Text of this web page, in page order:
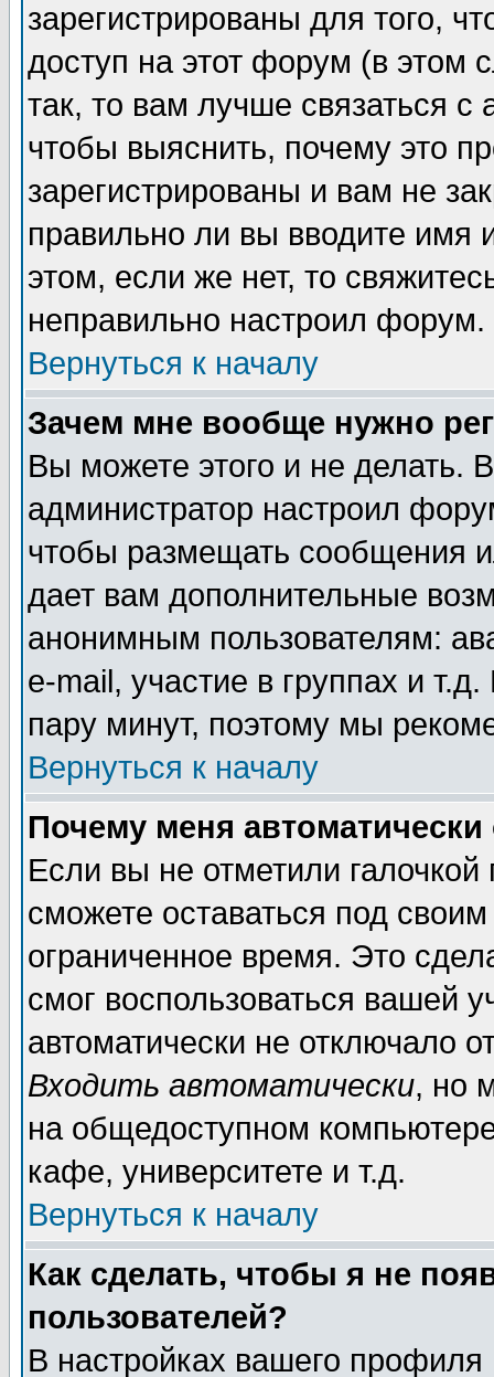
зарегистрированы для того,
доступ на этот форум (в этом
так, то вам лучше связаться
чтобы выяснить, почему это
зарегистрированы и вам не
правильно ли вы вводите
этом, если же нет, то
неправильно настроил форум.
Вернуться к началу
Зачем мне вообще нужно
Вы можете этого и не делать.
администратор настроил
чтобы размещать сообщения
дает вам дополнительные
анонимным пользователям:
e-mail, участие в группах и
пару минут, поэтому мы
Вернуться к началу
Почему меня автоматически
Если вы не отметили галочкой
сможете оставаться под
ограниченное время. Это
смог воспользоваться вашей
автоматически не отключало
Входить автоматически, но
на общедоступном
кафе, университете и т.д.
Вернуться к началу
Как сделать, чтобы я не
пользователей?
В настройках вашего